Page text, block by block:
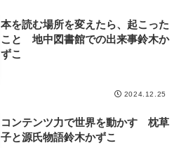
本を読む場所を変えたら、起こった
こと 地中図書館での出来事鈴木か
ずこ
2024.12.25
コンテンツ力で世界を動かす 枕草
子と源氏物語鈴木かずこ